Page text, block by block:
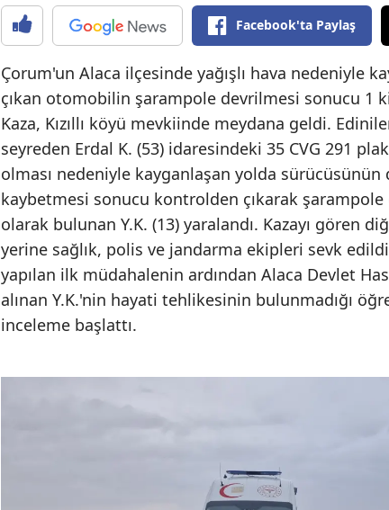
Facebook'ta Paylaş
Çorum'un Alaca ilçesinde yağışlı hava nedeniyle
çıkan otomobilin şarampole devrilmesi sonucu 1
Kaza, Kızıllı köyü mevkiinde meydana geldi.
seyreden Erdal K. (53) idaresindeki 35 CVG 291
olması nedeniyle kayganlaşan yolda
kaybetmesi sonucu kontrolden çıkarak
olarak bulunan Y.K. (13) yaralandı. Kazayı gören
yerine sağlık, polis ve jandarma ekipleri sevk
yapılan ilk müdahalenin ardından Alaca Devlet
alınan Y.K.'nin hayati tehlikesinin bulunmadığı
inceleme başlattı.